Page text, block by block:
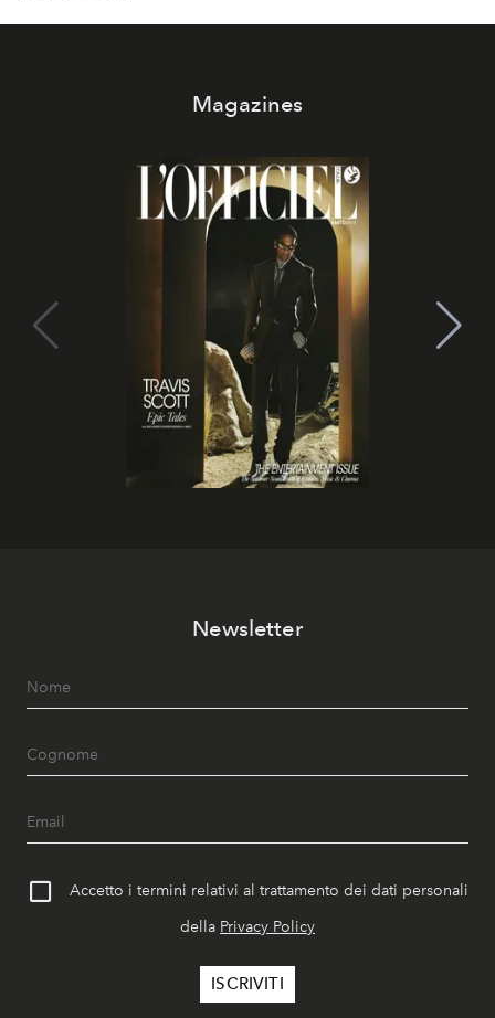
Magazines
Newsletter
Accetto i termini relativi al trattamento dei dati personali
della Privacy Policy